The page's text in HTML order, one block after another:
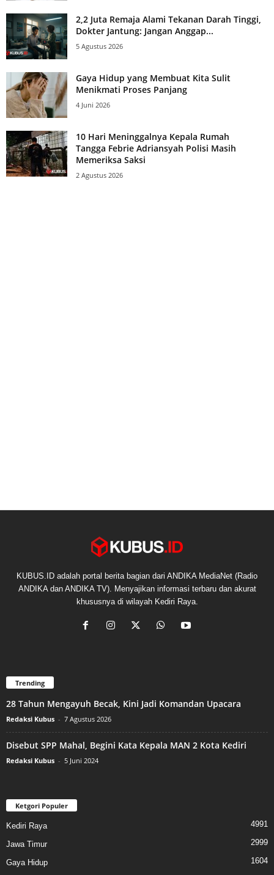
2,2 Juta Remaja Alami Tekanan Darah Tinggi,
Dokter Jantung: Jangan Anggap...
5 Agustus 2026
Gaya Hidup yang Membuat Kita Sulit
Menikmati Proses Panjang
4 Juni 2026
10 Hari Meninggalnya Kepala Rumah
Tangga Febrie Adriansyah Polisi Masih
Memeriksa Saksi
2 Agustus 2026
KUBUS.ID adalah portal berita bagian dari ANDIKA MediaNet (Radio
ANDIKA dan ANDIKA TV). Menyajikan informasi terbaru dan akurat
khususnya di wilayah Kediri Raya.
Trending
28 Tahun Mengayuh Becak, Kini Jadi Komandan Upacara
Redaksi Kubus - 7 Agustus 2026
Disebut SPP Mahal, Begini Kata Kepala MAN 2 Kota Kediri
Redaksi Kubus - 5 Juni 2024
Ketgori Populer
Kediri Raya 4991
Jawa Timur 2999
Gaya Hidup
1604